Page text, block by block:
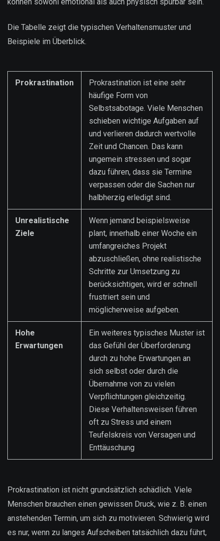
Die Tabelle zeigt die typischen Verhaltensmuster und
Beispiele im Überblick.
Prokrastination
Prokrastination ist eine sehr
häufige Form von
Selbstsabotage. Viele Menschen
schieben wichtige Aufgaben auf
und verlieren dadurch wertvolle
Zeit und Chancen. Das kann
ungemein stressen und sogar
dazu führen, dass sie Termine
verpassen oder die Sachen nur
halbherzig erledigt sind.
Unrealistische
Ziele
Wenn jemand beispielsweise
plant, innerhalb einer Woche ein
umfangreiches Projekt
abzuschließen, ohne realistische
Schritte zur Umsetzung zu
berücksichtigen, wird er schnell
frustriert sein und
möglicherweise aufgeben.
Hohe
Erwartungen
Ein weiteres typisches Muster ist
das Gefühl der Überforderung
durch zu hohe Erwartungen an
sich selbst oder durch die
Übernahme von zu vielen
Verpflichtungen gleichzeitig.
Diese Verhaltensweisen führen
oft zu Stress und einem
Teufelskreis von Versagen und
Enttäuschung
Prokrastination ist nicht grundsätzlich schädlich. Viele
Menschen brauchen einen gewissen Druck, wie z. B. einen
anstehenden Termin, um sich zu motivieren. Schwierig wird
es nur, wenn zu langes Aufscheiben tatsächlich dazu führt,